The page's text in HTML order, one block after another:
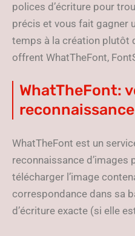
polices d’écriture pour
précis et vous fait gagner
temps à la création plutôt
offrent WhatTheFont,
WhatTheFont:
WhatTheFont est un
reconnaissance
télécharger l’image
correspondance dans sa
d’écriture exacte (si elle